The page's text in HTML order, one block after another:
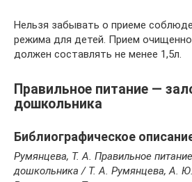
Нельзя забывать о приеме
режима для детей. Прием
должен составлять не менее 1,5л.
Правильное питание —
дошкольника
Библиографическое
Румянцева, Т. А. Правильное
дошкольника / Т. А. Румянцева, А.